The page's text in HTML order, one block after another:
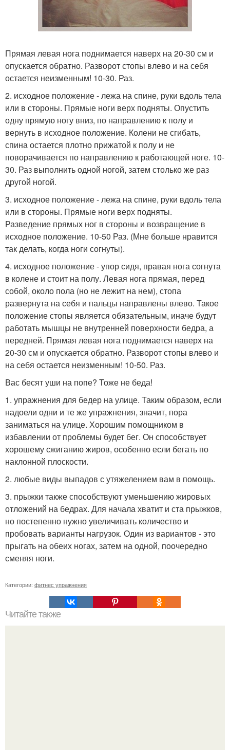
Прямая левая нога поднимается наверх на 20-30 см и
опускается обратно. Разворот стопы влево и на себя
остается неизменным! 10-30. Раз.
2. исходное положение - лежа на спине, руки вдоль тела
или в стороны. Прямые ноги верх подняты. Опустить
одну прямую ногу вниз, по направлению к полу и
вернуть в исходное положение. Колени не сгибать,
спина остается плотно прижатой к полу и не
поворачивается по направлению к работающей ноге. 10-
30. Раз выполнить одной ногой, затем столько же раз
другой ногой.
3. исходное положение - лежа на спине, руки вдоль тела
или в стороны. Прямые ноги верх подняты.
Разведение прямых ног в стороны и возвращение в
исходное положение. 10-50 Раз. (Мне больше нравится
так делать, когда ноги согнуты).
4. исходное положение - упор сидя, правая нога согнута
в колене и стоит на полу. Левая нога прямая, перед
собой, около пола (но не лежит на нем), стопа
развернута на себя и пальцы направлены влево. Такое
положение стопы является обязательным, иначе будут
работать мышцы не внутренней поверхности бедра, а
передней. Прямая левая нога поднимается наверх на
20-30 см и опускается обратно. Разворот стопы влево и
на себя остается неизменным! 10-50. Раз.
Вас бесят уши на попе? Тоже не беда!
1. упражнения для бедер на улице. Таким образом, если
надоели одни и те же упражнения, значит, пора
заниматься на улице. Хорошим помощником в
избавлении от проблемы будет бег. Он способствует
хорошему сжиганию жиров, особенно если бегать по
наклонной плоскости.
2. любые виды выпадов с утяжелением вам в помощь.
3. прыжки также способствуют уменьшению жировых
отложений на бедрах. Для начала хватит и ста прыжков,
но постепенно нужно увеличивать количество и
пробовать варианты нагрузок. Один из вариантов - это
прыгать на обеих ногах, затем на одной, поочередно
сменяя ноги.
Категории: фитнес упражнения
Читайте также